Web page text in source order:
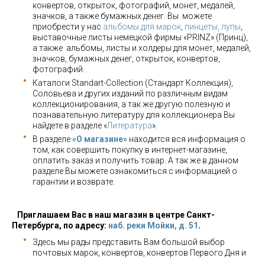
конвертов, открыток, фотографий, монет, медалей,
значков, а также бумажных денег. Вы можете
приобрести у нас альбомы для марок пинцеты, лупы
выставочные листы немецкой фирмы «PRINZ» (Принц),
а также альбомы, листы и холдеры для монет, медалей,
значков, бумажных денег, открыток, конвертов,
фотографий.
Каталоги Standart-Collection (Стандарт Коллекция),
Соловьева и других изданий по различным видам
коллекционирования, а так же другую полезную и
познавательную литературу для коллекционера Вы
найдете в разделе «Литература».
В разделе«О магазине» находится вся информация о
том, как совершить покупку в интернет-магазине,
оплатить заказ и получить товар. А так же в данном
разделе Вы можете ознакомиться с информацией о
гарантии и возврате.
Приглашаем Вас в наш магазин в центре Санкт-
Петербурга, по адресу: наб. реки Мойки, д. 51 .
Здесь мы рады представить Вам большой выбор
почтовых марок, конвертов, конвертов Первого Дня и